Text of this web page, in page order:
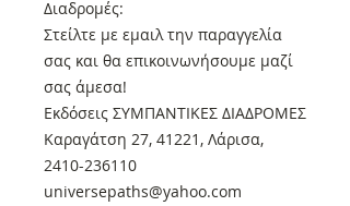
Διαδρομές:
Στείλτε με εμαιλ την παραγγελία
σας και θα επικοινωνήσουμε μαζί
σας άμεσα!
Εκδόσεις ΣΥΜΠΑΝΤΙΚΕΣ ΔΙΑΔΡΟΜΕΣ
Καραγάτση 27, 41221, Λάρισα,
2410-236110
universepaths@yahoo.com